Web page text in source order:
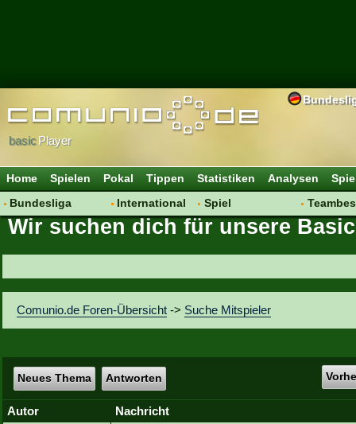
basicPlayer
Home Spielen Pokal Tippen Statistiken Analysen
Bundesliga
Hot News
Vereinsdiskussion
Vereinsfragen
International
Vereine
Spiel
Regeln & Tipps
Wir suchen dich für unsere
Comunio.de Foren-Übersicht -> Suche Mitspieler
Neues Thema Antworten
Autor
Nachricht